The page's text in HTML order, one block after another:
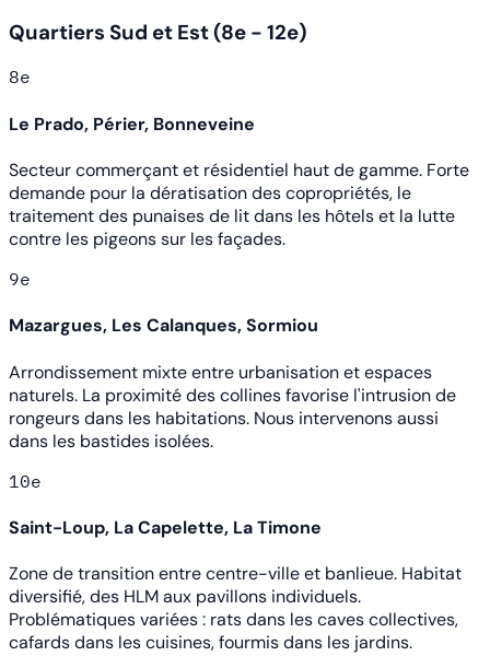
Quartiers Sud et Est (8e - 12e)
8e
Le Prado, Périer, Bonneveine
Secteur commerçant et résidentiel haut de gamme. Forte
demande pour la dératisation des copropriétés, le
traitement des punaises de lit dans les hôtels et la lutte
contre les pigeons sur les façades.
9e
Mazargues, Les Calanques, Sormiou
Arrondissement mixte entre urbanisation et espaces
naturels. La proximité des collines favorise l'intrusion de
rongeurs dans les habitations. Nous intervenons aussi
dans les bastides isolées.
10e
Saint-Loup, La Capelette, La Timone
Zone de transition entre centre-ville et banlieue. Habitat
diversifié, des HLM aux pavillons individuels.
Problématiques variées : rats dans les caves collectives,
cafards dans les cuisines, fourmis dans les jardins.